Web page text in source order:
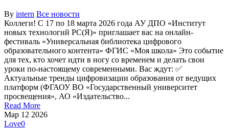
By intern Все новости
Коллеги! С 17 по 18 марта 2026 года АУ ДПО «Институт
новых технологий РС(Я)» приглашает вас на онлайн-
фестиваль «Универсальная библиотека цифрового
образовательного контента» ФГИС «Моя школа» Это событие
для тех, кто хочет идти в ногу со временем и делать свои
уроки по-настоящему современными. Вас ждут: ✅
Актуальные тренды цифровизации образования от ведущих
платформ (ФГАОУ ВО «Государственный университет
просвещения», АО «Издательство...
Read More
Мар 12 2026
Love0